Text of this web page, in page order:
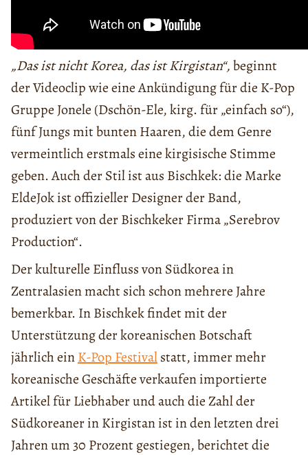
„Das ist nicht Korea, das ist Kirgistan“,beginnt
der Videoclip wie eine Ankündigung für die K-Pop
Gruppe Jonele (Dschön-Ele, kirg. für „einfach so“),
fünf Jungs mit bunten Haaren, die dem Genre
vermeintlich erstmals eine kirgisische Stimme
geben. Auch der Stil ist aus Bischkek: die Marke
EldeJok ist offizieller Designer der Band,
produziert von der Bischkeker Firma „Serebrov
Production“.
Der kulturelle Einfluss von Südkorea in
Zentralasien macht sich schon mehrere Jahre
bemerkbar. In Bischkek findet mit der
Unterstützung der koreanischen Botschaft
jährlich einK-Pop Festivalstatt, immer mehr
koreanische Geschäfte verkaufen importierte
Artikel für Liebhaber und auch die Zahl der
Südkoreaner in Kirgistan ist in den letzten drei
Jahren um 30 Prozent gestiegen, berichtet die